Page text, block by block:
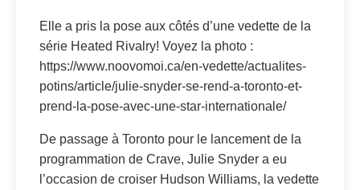
Elle a pris la pose aux côtés d’une vedette de la
série Heated Rivalry! Voyez la photo :
https://www.noovomoi.ca/en-vedette/actualites-
potins/article/julie-snyder-se-rend-a-toronto-et-
prend-la-pose-avec-une-star-internationale/
De passage à Toronto pour le lancement de la
programmation de Crave, Julie Snyder a eu
l’occasion de croiser Hudson Williams, la vedette